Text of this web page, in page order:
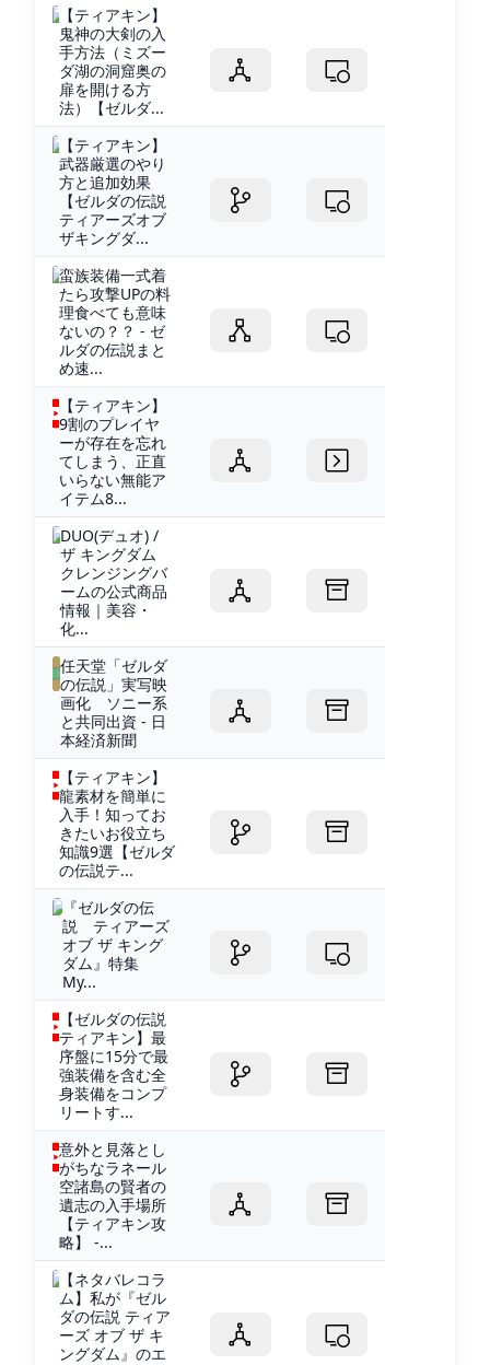
【ティアキン】
鬼神の大剣の入
手方法（ミズー
ダ湖の洞窟奥の
扉を開ける方
法）【ゼルダ...
【ティアキン】
武器厳選のやり
方と追加効果
【ゼルダの伝説
ティアーズオブ
ザキングダ...
蛮族装備一式着
たら攻撃UPの料
理食べても意味
ないの？？ - ゼ
ルダの伝説まと
め速...
【ティアキン】
9割のプレイヤ
ーが存在を忘れ
てしまう、正直
いらない無能ア
イテム8...
DUO(デュオ) /
ザ キングダム
クレンジングバ
ームの公式商品
情報｜美容・
化...
任天堂「ゼルダ
の伝説」実写映
画化 ソニー系
と共同出資 - 日
本経済新聞
【ティアキン】
龍素材を簡単に
入手！知ってお
きたいお役立ち
知識9選【ゼルダ
の伝説テ...
『ゼルダの伝
説 ティアーズ
オブ ザ キング
ダム』特集
My...
【ゼルダの伝説
ティアキン】最
序盤に15分で最
強装備を含む全
身装備をコンプ
リートす...
意外と見落とし
がちなラネール
空諸島の賢者の
遺志の入手場所
【ティアキン攻
略】 -...
【ネタバレコラ
ム】私が『ゼル
ダの伝説 ティア
ーズ オブ ザ キ
ングダム』のエ